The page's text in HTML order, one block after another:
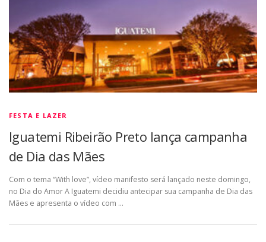
FESTA E LAZER
Iguatemi Ribeirão Preto lança campanha
de Dia das Mães
Com o tema “With love”, vídeo manifesto será lançado neste domingo,
no Dia do Amor A Iguatemi decidiu antecipar sua campanha de Dia das
Mães e apresenta o vídeo com …